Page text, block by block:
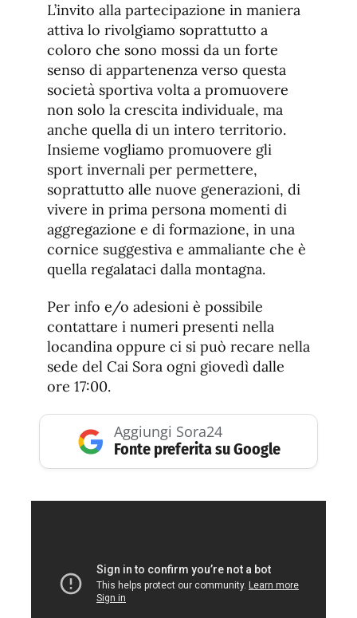
L’invito alla partecipazione in maniera
attiva lo rivolgiamo soprattutto a
coloro che sono mossi da un forte
senso di appartenenza verso questa
società sportiva volta a promuovere
non solo la crescita individuale, ma
anche quella di un intero territorio.
Insieme vogliamo promuovere gli
sport invernali per permettere,
soprattutto alle nuove generazioni, di
vivere in prima persona momenti di
aggregazione e di formazione, in una
cornice suggestiva e ammaliante che è
quella regalataci dalla montagna.
Per info e/o adesioni è possibile
contattare i numeri presenti nella
locandina oppure ci si può recare nella
sede del Cai Sora ogni giovedì dalle
ore 17:00.
Aggiungi Sora24
Fonte preferita su Google